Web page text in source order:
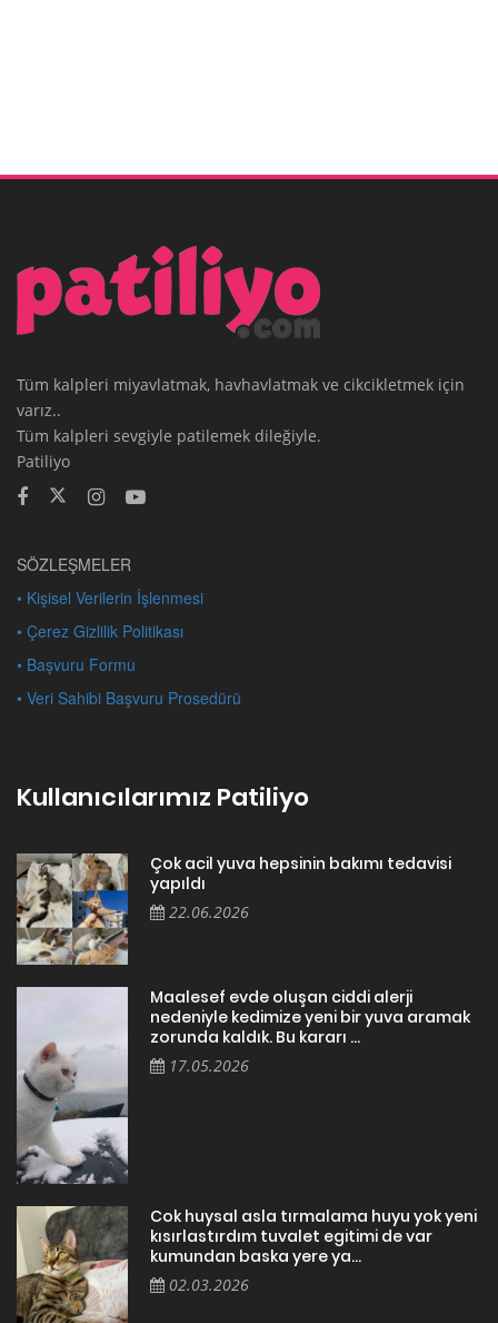
Tüm kalpleri miyavlatmak, havhavlatmak ve cikcikletmek için
varız..
Tüm kalpleri sevgiyle patilemek dileğiyle.
Patiliyo
SÖZLEŞMELER
• Kişisel Verilerin İşlenmesi
• Çerez Gizlilik Politikası
• Başvuru Formu
• Veri Sahibi Başvuru Prosedürü
Kullanıcılarımız Patiliyo
Çok acil yuva hepsinin bakımı tedavisi
yapıldı
22.06.2026
Maalesef evde oluşan ciddi alerji
nedeniyle kedimize yeni bir yuva aramak
zorunda kaldık. Bu kararı ...
17.05.2026
Cok huysal asla tırmalama huyu yok yeni
kısırlastırdım tuvalet egitimi de var
kumundan baska yere ya...
02.03.2026